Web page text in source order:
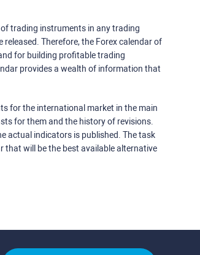
trading instruments in any trading
Therefore, the Forex calendar of
for building profitable trading
provides a wealth of information that
for the international market in the main
for them and the history of revisions.
actual indicators is published. The task
that will be the best available alternative